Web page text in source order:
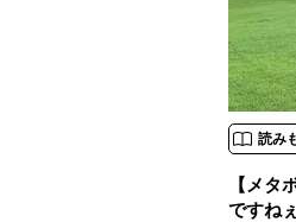
読み
【メ
ですねぇ